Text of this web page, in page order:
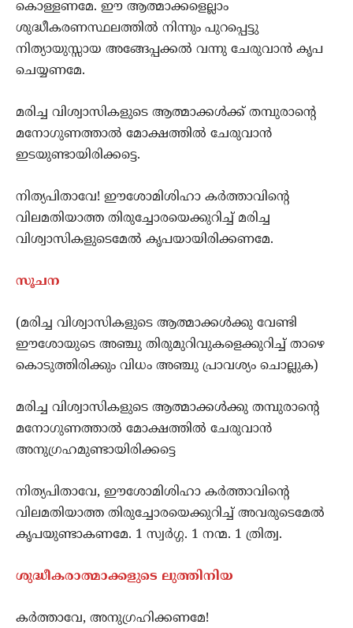
കൊള്ളണമേ. ഈ ആത്മാക്കളെല്ലാം
ശുദ്ധീകരണസ്ഥലത്തില്‍ നിന്നും പുറപ്പെട്ടു
നിത്യായുസ്സായ അങ്ങേപ്പക്കല്‍ വന്നു ചേരുവാന്‍ കൃപ
ചെയ്യണമേ.
മരിച്ച വിശ്വാസികളുടെ ആത്മാക്കള്‍ക്ക് തമ്പുരാന്‍റെ
മനോഗുണത്താല്‍ മോക്ഷത്തില്‍ ചേരുവാന്‍
ഇടയുണ്ടായിരിക്കട്ടെ.
നിത്യപിതാവേ! ഈശോമിശിഹാ കര്‍ത്താവിന്‍റെ
വിലമതിയാത്ത തിരുച്ചോരയെക്കുറിച്ച് മരിച്ച
വിശ്വാസികളുടെമേല്‍ കൃപയായിരിക്കണമേ.
സൂചന
(മരിച്ച വിശ്വാസികളുടെ ആത്മാക്കള്‍ക്കു വേണ്ടി
ഈശോയുടെ അഞ്ചു തിരുമുറിവുകളെക്കുറിച്ച് താഴെ
കൊടുത്തിരിക്കും വിധം അഞ്ചു പ്രാവശ്യം ചൊല്ലുക)
മരിച്ച വിശ്വാസികളുടെ ആത്മാക്കള്‍ക്കു തമ്പുരാന്‍റെ
മനോഗുണത്താല്‍ മോക്ഷത്തില്‍ ചേരുവാൻ
അനുഗ്രഹമുണ്ടായിരിക്കട്ടെ
നിത്യപിതാവേ, ഈശോമിശിഹാ കര്‍ത്താവിന്‍റെ
വിലമതിയാത്ത തിരുച്ചോരയെക്കുറിച്ച് അവരുടെമേല്‍
കൃപയുണ്ടാകണമേ. 1 സ്വര്‍ഗ്ഗ. 1 നന്മ. 1 ത്രിത്വ.
ശുദ്ധീകരാത്മാക്കളുടെ ലുത്തിനിയ
കര്‍ത്താവേ, അനുഗ്രഹിക്കണമേ!